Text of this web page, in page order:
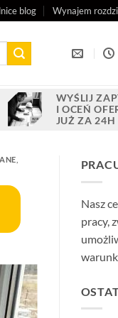
blog Wynajem
WYŚLIJ
I OCEŃ
JUŻ ZA 24H
Nasz
pracy,